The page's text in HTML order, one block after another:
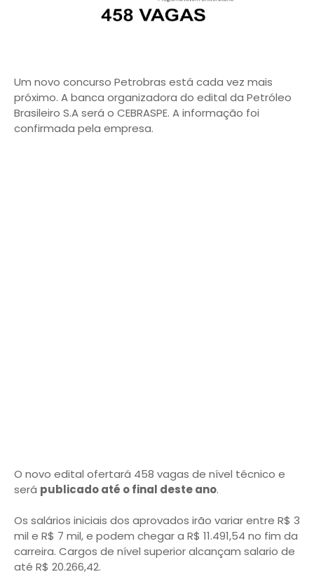
Um novo concurso Petrobras está cada vez mais
próximo. A banca organizadora do edital da Petróleo
Brasileiro S.A será o CEBRASPE. A informação foi
confirmada pela empresa.
O novo edital ofertará 458 vagas de nível técnico e
será publicado até o final deste ano.
Os salários iniciais dos aprovados irão variar entre R$ 3
mil e R$ 7 mil, e podem chegar a R$ 11.491,54 no fim da
carreira. Cargos de nível superior alcançam salario de
até R$ 20.266,42.